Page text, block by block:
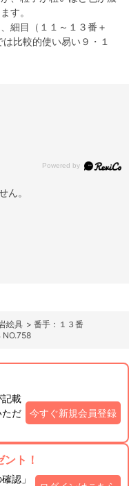
す。
細目（１１～１３番＋
比較的使い易い９・１
ん。
絵具 > 番手：１３番
NO.758
載
ただ
今すぐ新規会員登録
ト！
認」